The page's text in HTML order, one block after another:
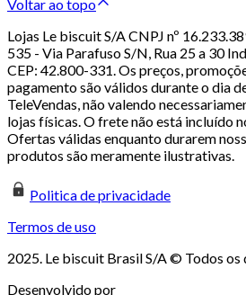
Voltar ao topo
Lojas Le biscuit S/A CNPJ nº
535 - Via Parafuso S/N, Rua 25 a 30
CEP: 42.800-331. Os preços,
pagamento são válidos durante o dia
TeleVendas, não valendo
lojas físicas. O frete não está incluído
Ofertas válidas enquanto durarem
produtos são meramente ilustrativas.
Politica de privacidade
Termos de uso
2025. Le biscuit Brasil S/A © Todos
Desenvolvido por